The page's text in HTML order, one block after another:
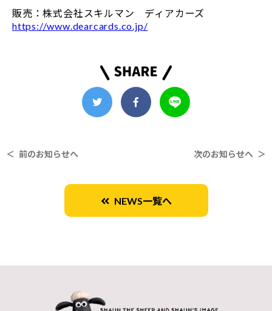
販売：株式会社スキルマン ディアカーズ
https://www.dearcards.co.jp/
＜ 前のお知らせへ 次のお知らせへ ＞
NEWS一覧へ